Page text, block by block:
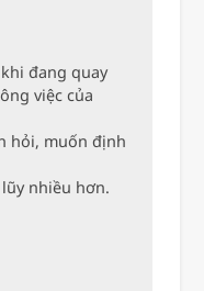
đang quay
việc của
hỏi, muốn định
nhiều hơn.